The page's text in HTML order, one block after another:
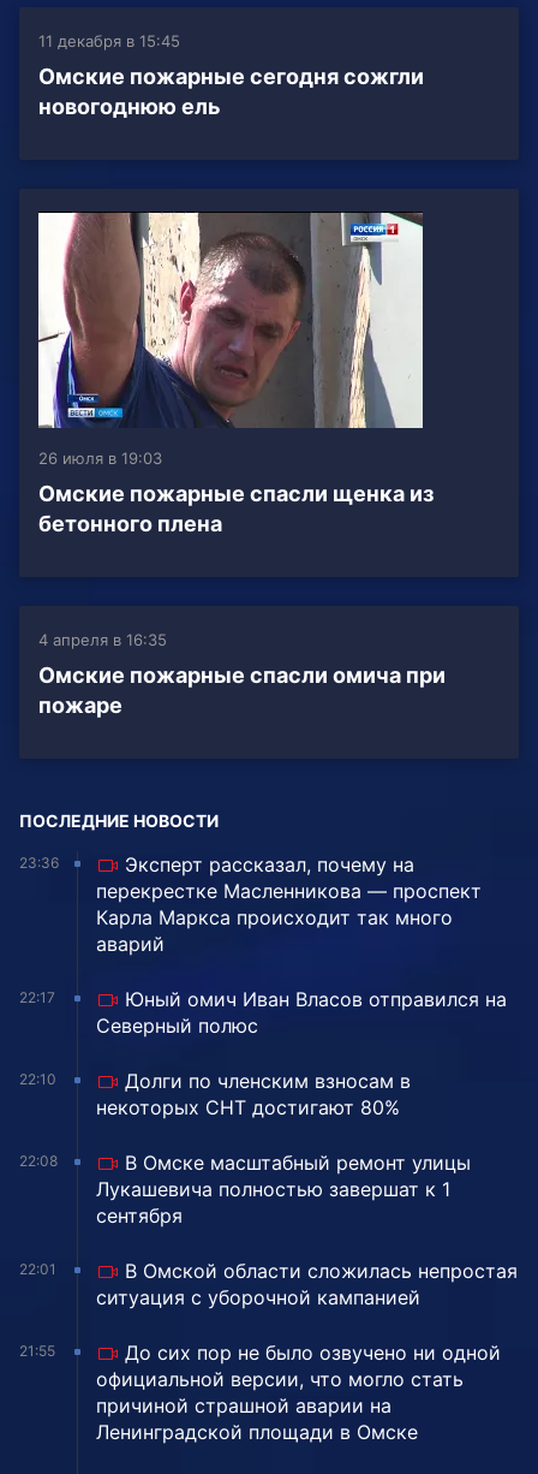
11 декабря в 15:45
Омские пожарные сегодня сожгли
новогоднюю ель
26 июля в 19:03
Омские пожарные спасли щенка из
бетонного плена
4 апреля в 16:35
Омские пожарные спасли омича при
пожаре
ПОСЛЕДНИЕ НОВОСТИ
23:36
Эксперт рассказал, почему на
перекрестке Масленникова — проспект
Карла Маркса происходит так много
аварий
22:17
Юный омич Иван Власов отправился на
Северный полюс
22:10
Долги по членским взносам в
некоторых СНТ достигают 80%
22:08
В Омске масштабный ремонт улицы
Лукашевича полностью завершат к 1
сентября
22:01
В Омской области сложилась непростая
ситуация с уборочной кампанией
21:55
До сих пор не было озвучено ни одной
официальной версии, что могло стать
причиной страшной аварии на
Ленинградской площади в Омске